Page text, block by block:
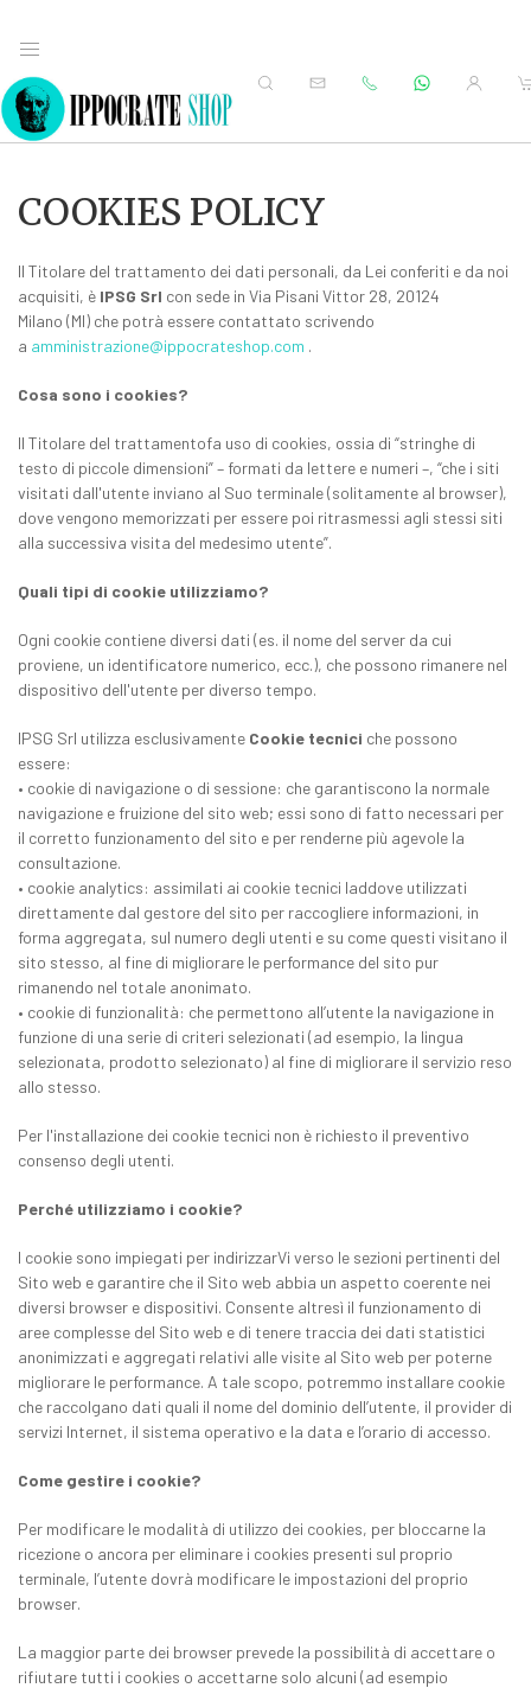
COOKIES POLICY
Il Titolare del trattamento dei dati personali, da Lei conferiti e da noi
acquisiti, è IPSG Srl con sede in Via Pisani Vittor 28, 20124
Milano (MI) che potrà essere contattato scrivendo
a amministrazione@ippocrateshop.com .
Cosa sono i cookies?
Il Titolare del trattamentofa uso di cookies, ossia di “stringhe di
testo di piccole dimensioni” – formati da lettere e numeri –, “che i siti
visitati dall'utente inviano al Suo terminale (solitamente al browser),
dove vengono memorizzati per essere poi ritrasmessi agli stessi siti
alla successiva visita del medesimo utente”.
Quali tipi di cookie utilizziamo?
Ogni cookie contiene diversi dati (es. il nome del server da cui
proviene, un identificatore numerico, ecc.), che possono rimanere nel
dispositivo dell'utente per diverso tempo.
IPSG Srl utilizza esclusivamente Cookie tecnici che possono
essere:
• cookie di navigazione o di sessione: che garantiscono la normale
navigazione e fruizione del sito web; essi sono di fatto necessari per
il corretto funzionamento del sito e per renderne più agevole la
consultazione.
• cookie analytics: assimilati ai cookie tecnici laddove utilizzati
direttamente dal gestore del sito per raccogliere informazioni, in
forma aggregata, sul numero degli utenti e su come questi visitano il
sito stesso, al fine di migliorare le performance del sito pur
rimanendo nel totale anonimato.
• cookie di funzionalità: che permettono all’utente la navigazione in
funzione di una serie di criteri selezionati (ad esempio, la lingua
selezionata, prodotto selezionato) al fine di migliorare il servizio reso
allo stesso.
Per l'installazione dei cookie tecnici non è richiesto il preventivo
consenso degli utenti.
Perché utilizziamo i cookie?
I cookie sono impiegati per indirizzarVi verso le sezioni pertinenti del
Sito web e garantire che il Sito web abbia un aspetto coerente nei
diversi browser e dispositivi. Consente altresì il funzionamento di
aree complesse del Sito web e di tenere traccia dei dati statistici
anonimizzati e aggregati relativi alle visite al Sito web per poterne
migliorare le performance. A tale scopo, potremmo installare cookie
che raccolgano dati quali il nome del dominio dell’utente, il provider di
servizi Internet, il sistema operativo e la data e l’orario di accesso.
Come gestire i cookie?
Per modificare le modalità di utilizzo dei cookies, per bloccarne la
ricezione o ancora per eliminare i cookies presenti sul proprio
terminale, l’utente dovrà modificare le impostazioni del proprio
browser.
La maggior parte dei browser prevede la possibilità di accettare o
rifiutare tutti i cookies o accettarne solo alcuni (ad esempio